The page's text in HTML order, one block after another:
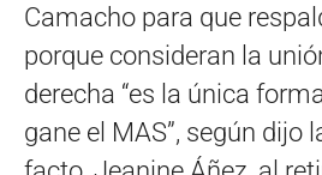
Camacho para que
porque consideran la
derecha “es la única
gane el MAS”, según dijo